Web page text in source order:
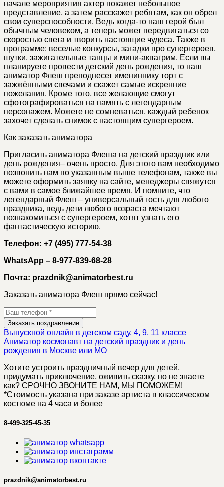
начале мероприятия актер покажет небольшое
представление, а затем расскажет ребятам, как он обрел
свои суперспособности. Ведь когда-то наш герой был
обычным человеком, а теперь может передвигаться со
скоростью света и творить настоящие чудеса. Также в
программе: веселые конкурсы, загадки про супергероев,
шутки, зажигательные танцы и мини-аквагрим. Если вы
планируете провести детский день рождения, то наш
аниматор Флеш преподнесет имениннику торт с
зажжёнными свечами и скажет самые искренние
пожелания. Кроме того, все желающие смогут
сфотографироваться на память с легендарным
персонажем. Можете не сомневаться, каждый ребенок
захочет сделать снимок с настоящим супергероем.
Как заказать аниматора
Пригласить аниматора Флеша на детский праздник или
день рождения– очень просто. Для этого вам необходимо
позвонить нам по указанным выше телефонам, также вы
можете оформить заявку на сайте, менеджеры свяжутся
с вами в самое ближайшее время. И помните, что
легендарный Флеш – универсальный гость для любого
праздника, ведь дети любого возраста мечтают
познакомиться с супергероем, хотят узнать его
фантастическую историю.
Телефон: +7 (495) 777-54-38
WhatsApp – 8-977-839-68-28
Почта: prazdnik@animatorbest.ru
Заказать аниматора Флеш прямо сейчас!
Заказать поздравление
Выпускной онлайн в детском саду, 4, 9, 11 классе
Аниматор космонавт на детский праздник и день
рождения в Москве или МО
Хотите устроить праздничный вечер для детей,
придумать приключение, оживить сказку, но не знаете
как? СРОЧНО ЗВОНИТЕ НАМ, МЫ ПОМОЖЕМ!
*Стоимость указана при заказе артиста в классическом
костюме на 4 часа и более
8-499-325-45-35
prazdnik@animatorbest.ru